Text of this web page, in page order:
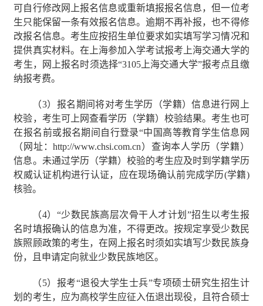
可自行修改网上报名信息或重新填报报名信息，但一位考
生只能保留一条有效报名信息。逾期不再补报，也不得修
改报名信息。考生应按招生单位要求如实填写学习情况和
提供真实材料。在上海参加入学考试报考上海交通大学的
考生，网上报名时须选择“3105上海交通大学”报考点且缴
纳报考费。
（3）报名期间将对考生学历（学籍）信息进行网上
校验，考生可上网查看学历（学籍）校验结果。考生也可
在报名前或报名期间自行登录“中国高等教育学生信息网
（网址：http://www.chsi.com.cn）查询本人学历（学籍）
信息。未通过学历（学籍）校验的考生应及时到学籍学历
权威认证机构进行认证，应在现场确认前完成学历(学籍)
核验。
（4）“少数民族高层次骨干人才计划”招生以考生报
名时填报确认的信息为准，不得更改。按规定享受少数民
族照顾政策的考生，在网上报名时须如实填写少数民族身
份，且申请定向就业少数民族地区。
（5）报考“退役大学生士兵”专项硕士研究生招生计
划的考生，应为高校学生应征入伍退出现役，且符合硕士